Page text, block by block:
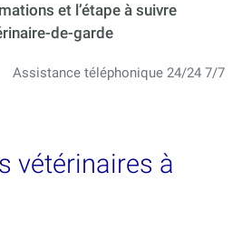
et l’étape à suivre
de-garde
Assistance téléphonique 24/24 7/7
vétérinaires à